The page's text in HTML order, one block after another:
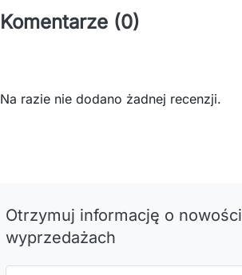
Komentarze (0)
Na razie nie dodano żadnej recenzji.
Otrzymuj informację o
wyprzedażach